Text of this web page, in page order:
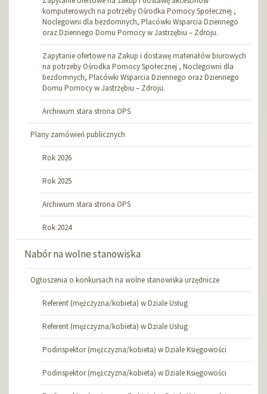
komputerowych na potrzeby Ośrodka Pomocy Społecznej ,
Noclegowni dla bezdomnych, Placówki Wsparcia Dziennego
oraz Dziennego Domu Pomocy w Jastrzębiu – Zdroju.
Zapytanie ofertowe na Zakup i dostawę materiałów biurowych
na potrzeby Ośrodka Pomocy Społecznej , Noclegowni dla
bezdomnych, Placówki Wsparcia Dziennego oraz Dziennego
Domu Pomocy w Jastrzębiu – Zdroju.
Archiwum stara strona OPS
Plany zamówień publicznych
Rok 2026
Rok 2025
Archiwum stara strona OPS
Rok 2024
Nabór na wolne stanowiska
Ogłoszenia o konkursach na wolne stanowiska urzędnicze
Referent (mężczyzna/kobieta) w Dziale Usług
Referent (mężczyzna/kobieta) w Dziale Usług
Podinspektor (mężczyzna/kobieta) w Dziale Księgowości
Podinspektor (mężczyzna/kobieta) w Dziale Księgowości